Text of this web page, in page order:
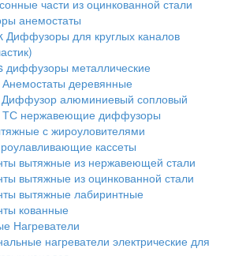
части из оцинкованной стали
анемостаты
Диффузоры для круглых каналов
диффузоры металлические
Анемостаты деревянные
Диффузор алюминиевый сопловый
нержавеющие диффузоры
с жироуловителями
кассеты
вытяжные из нержавеющей стали
вытяжные из оцинкованной стали
вытяжные лабиринтные
кованные
Нагреватели
нагреватели электрические для